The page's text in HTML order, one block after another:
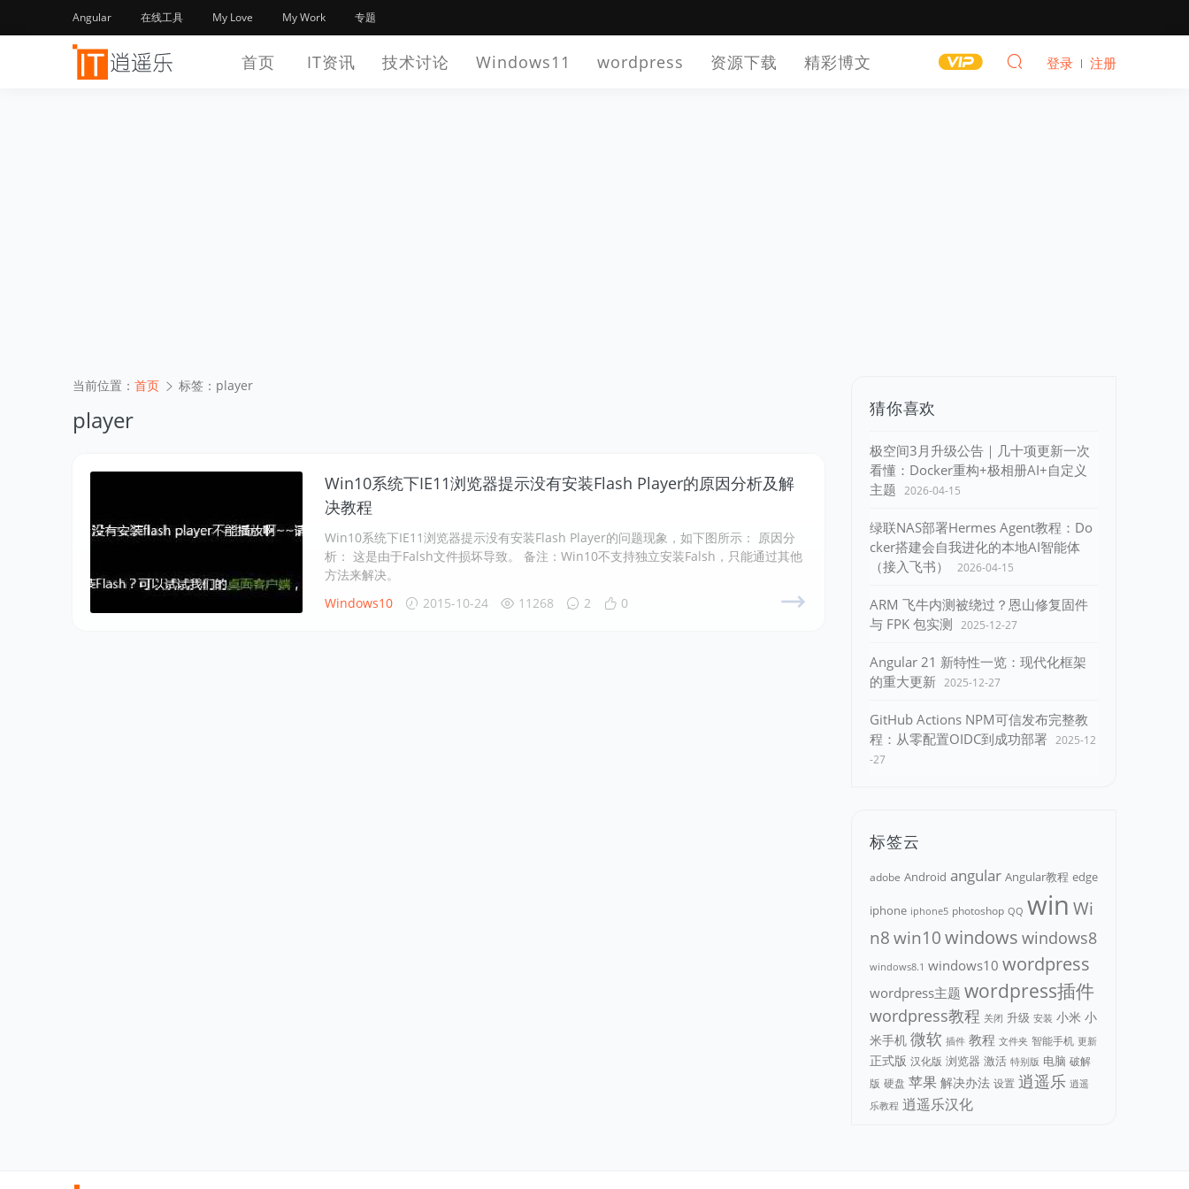
Angular 在线工具 My Love My Work 专题
首页 IT资讯 技术讨论 Windows11 wordpress 资源下载 精彩博文 登录 注册
当前位置： 首页 标签：player
player
Win10系统下IE11浏览器提示没有安装Flash Player的原因分析及解
决教程
Win10系统下IE11浏览器提示没有安装Flash Player的问题现象，如下图所示： 原因分
析： 这是由于Falsh文件损坏导致。 备注：Win10不支持独立安装Falsh，只能通过其他
方法来解决。
Windows10
2015-10-24 11268 2 0
猜你喜欢
极空间3月升级公告｜几十项更新一次
看懂：Docker重构+极相册AI+自定义
主题 2026-04-15
绿联NAS部署Hermes Agent教程：Do
cker搭建会自我进化的本地AI智能体
（接入飞书）
2026-04-15
ARM 飞牛内测被绕过？恩山修复固件
与 FPK 包实测 2025-12-27
Angular 21 新特性一览：现代化框架
的重大更新 2025-12-27
GitHub Actions NPM可信发布完整教
程：从零配置OIDC到成功部署 2025-12
-27
标签云
adobe Android angular Angular教程 edge
iphone iphone5 photoshop QQ win Wi
n8win10windows windows8
windows8.1 windows10 wordpress
wordpress主题 wordpress插件
wordpress教程 关闭 升级 安装 小米 小
米手机 微软 插件 教程 文件夹 智能手机 更新
正式版 汉化版 浏览器 激活 特别版 电脑 破解
版 硬盘 苹果 解决办法 设置 逍遥乐 逍遥
乐教程 逍遥乐汉化